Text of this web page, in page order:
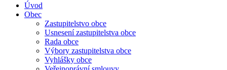
Úvod
Obec
Zastupitelstvo obce
Usnesení zastupitelstva obce
Rada obce
Výbory zastupitelstva obce
Vyhlášky obce